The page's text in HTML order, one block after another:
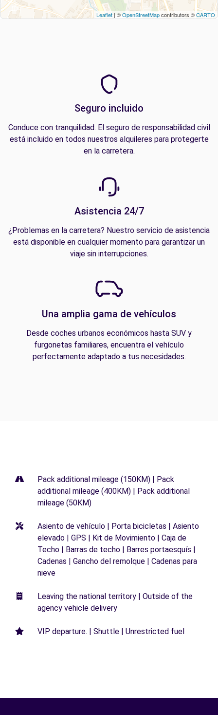
Leaflet | ©OpenStreetMapcontributors ©CARTO
Seguro incluido
Conduce con tranquilidad. El seguro de responsabilidad civil
está incluido en todos nuestros alquileres para protegerte
en la carretera.
Asistencia 24/7
¿Problemas en la carretera? Nuestro servicio de asistencia
está disponible en cualquier momento para garantizar un
viaje sin interrupciones.
Una amplia gama de vehículos
Desde coches urbanos económicos hasta SUV y
furgonetas familiares, encuentra el vehículo
perfectamente adaptado a tus necesidades.
Pack additional mileage (150KM) | Pack
additional mileage (400KM) | Pack additional
mileage (50KM)
Asiento de vehículo | Porta bicicletas | Asiento
elevado | GPS | Kit de Movimiento | Caja de
Techo | Barras de techo | Barres portaesquís |
Cadenas | Gancho del remolque | Cadenas para
nieve
Leaving the national territory | Outside of the
agency vehicle delivery
VIP departure. | Shuttle | Unrestricted fuel